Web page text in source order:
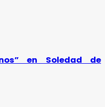
en Soledad de